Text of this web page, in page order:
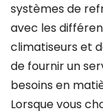
systèmes de
avec les
climatiseurs et
de fournir un
besoins en
Lorsque vous